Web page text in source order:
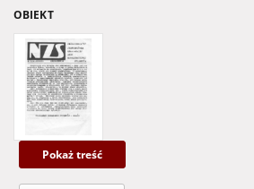
OBIEKT
Pokaż treść